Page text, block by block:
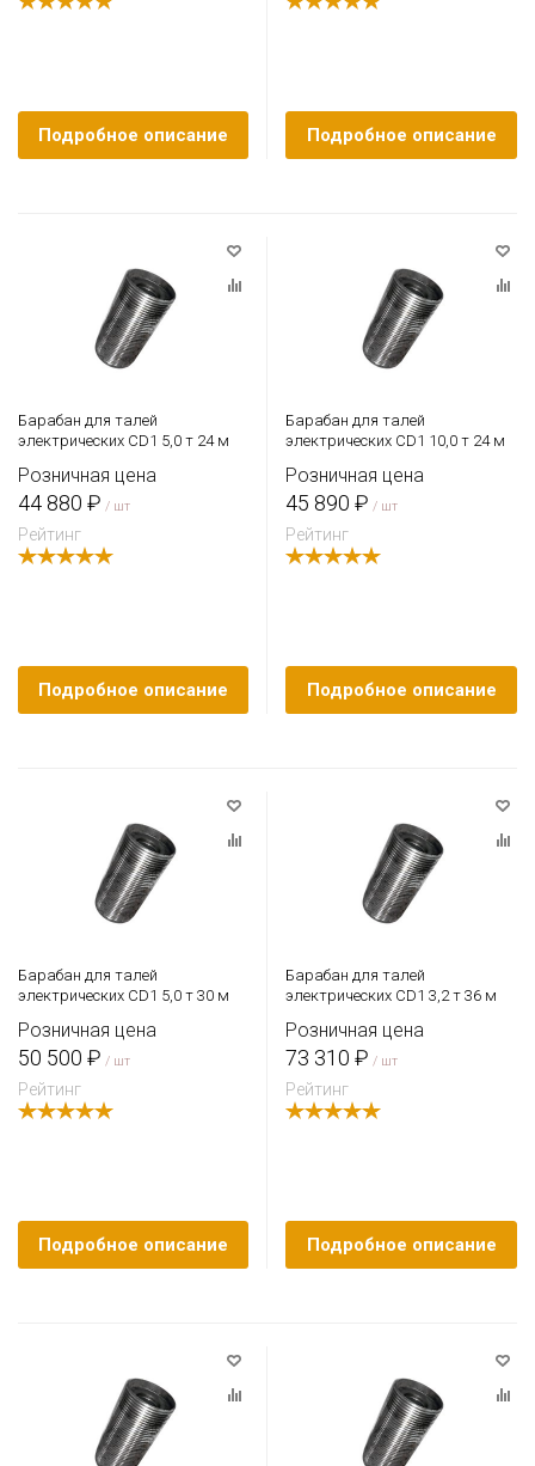
Подробное описание Подробное описание
Барабан для талей
электрических CD1 5,0 т 24 м
Розничная цена
44 880 ₽ / шт
Рейтинг
Подробное описание
Барабан для талей
электрических CD1 10,0 т 24 м
Розничная цена
45 890 ₽ / шт
Рейтинг
Подробное описание
Барабан для талей
электрических CD1 5,0 т 30 м
Розничная цена
50 500 ₽ / шт
Рейтинг
Подробное описание
Барабан для талей
электрических CD1 3,2 т 36 м
Розничная цена
73 310 ₽ / шт
Рейтинг
Подробное описание